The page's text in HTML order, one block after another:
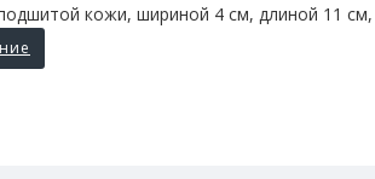
кожи, шириной 4 см, длиной 11 см,